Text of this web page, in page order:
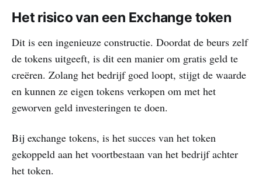
Het risico van een Exchange token
Dit is een ingenieuze constructie. Doordat de beurs zelf
de tokens uitgeeft, is dit een manier om gratis geld te
creëren. Zolang het bedrijf goed loopt, stijgt de waarde
en kunnen ze eigen tokens verkopen om met het
geworven geld investeringen te doen.
Bij exchange tokens, is het succes van het token
gekoppeld aan het voortbestaan van het bedrijf achter
het token.